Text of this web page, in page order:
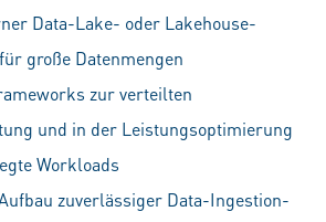
Data-Lake- oder Lakehouse-
große Datenmengen
zur verteilten
und in der Leistungsoptimierung
Workloads
zuverlässiger Data-Ingestion-